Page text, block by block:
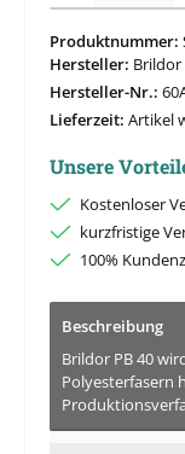
Produktnummer:
Hersteller: Brildor
Hersteller-Nr.:
Lieferzeit: Artikel
Unsere
Kostenloser
kurzfristige
100%
Beschreibung
Brildor PB 40
Polyesterfasern